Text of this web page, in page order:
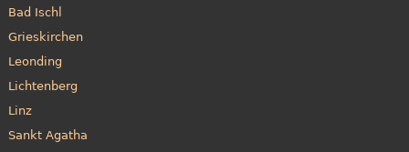
Bad Ischl
Grieskirchen
Leonding
Lichtenberg
Linz
Sankt Agatha